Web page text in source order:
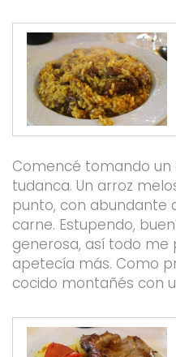
Comencé tomando
tudanca. Un arroz
punto, con abundante
carne. Estupendo,
generosa, así todo
apetecía más. Como
cocido montañés con